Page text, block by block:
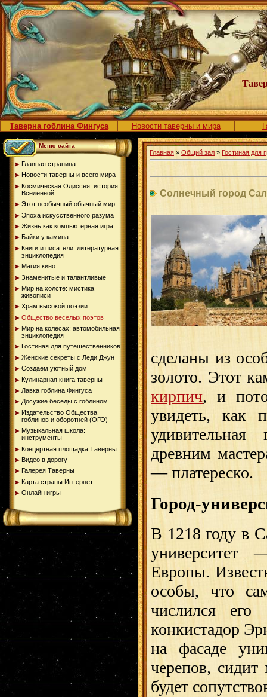
Таверна гоблина Фингуса Новости таверны и мира
Меню сайта
Главная страница
Новости таверны и всего мира
Космическая Одиссея: история
Вселенной
Этот необычный обычный мир
Эпоха искусственного разума
Жизнь как компьютерная игра
Байки у камина
Книги и писатели: литературная
энциклопедия
Магия кино
Знаменитые и талантливые
Мир на холсте: мистика
живописи
Храм высокой поэзии
Общество веселых поэтов
Мир на колесах: автомобильная
энциклопедия
Гостиная для путешественников
Женские секреты с Леди Джун
Создаем уютный дом
Кулинарная книга таверны
Лавка гоблина Фингуса
Досужие беседы с гоблином
Издательство Общества
гоблинов и оборотней (ОГО)
Музыкальная школа:
инструменты
Концертная площадка Таверны
Видео в дорогу
Галерея Таверны
Карта страны Интернет
Онлайн игры
Главная » Общий зал » Гостиная для
Солнечный город
сделаны из
золото. Этот
кирпич, и
увидеть, как
удивительная
древним
— платереско.
Город-
В 1218 году в
университет
Европы.
особы, что
числился
конкистадор
на фасаде
черепов,
будет